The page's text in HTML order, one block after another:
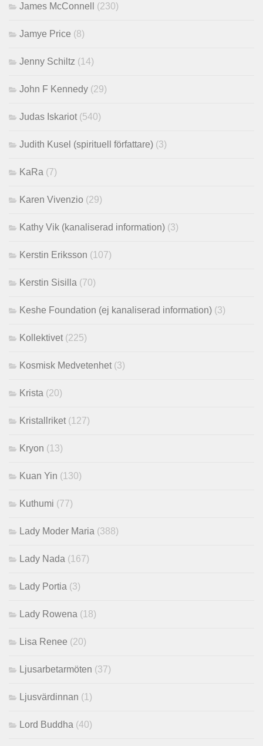
James McConnell (230)
Jamye Price (8)
Jenny Schiltz (14)
John F Kennedy (29)
Judas Iskariot (540)
Judith Kusel (spirituell författare) (3)
KaRa (7)
Karen Vivenzio (29)
Kathy Vik (kanaliserad information) (3)
Kerstin Eriksson (107)
Kerstin Sisilla (70)
Keshe Foundation (ej kanaliserad information) (3)
Kollektivet (225)
Kosmisk Medvetenhet (3)
Krista (20)
Kristallriket (127)
Kryon (13)
Kuan Yin (130)
Kuthumi (77)
Lady Moder Maria (388)
Lady Nada (167)
Lady Portia (3)
Lady Rowena (18)
Lisa Renee (20)
Ljusarbetarmöten (37)
Ljusvärdinnan (1)
Lord Buddha (40)